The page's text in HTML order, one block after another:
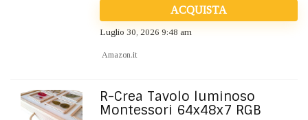
ACQUISTA
Luglio 30, 2026 9:48 am
Amazon.it
R-Crea Tavolo luminoso
Montessori 64x48x7 RGB